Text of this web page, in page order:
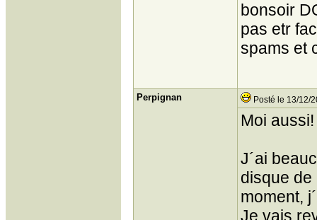
bonsoir
pas etr
spams et
Perpignan Posté le 13/12/
Moi aussi!
J´ai
disque de
moment,
Je vais